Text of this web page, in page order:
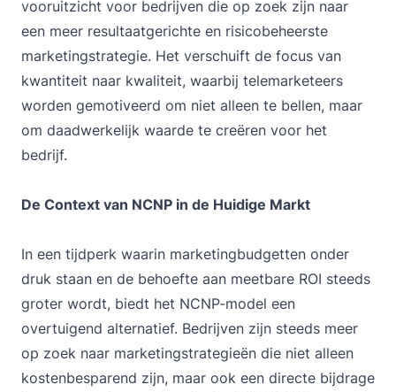
vooruitzicht voor bedrijven die op zoek zijn naar
een meer resultaatgerichte en risicobeheerste
marketingstrategie. Het verschuift de focus van
kwantiteit naar kwaliteit, waarbij telemarketeers
worden gemotiveerd om niet alleen te bellen, maar
om daadwerkelijk waarde te creëren voor het
bedrijf.
De Context van NCNP in de Huidige Markt
In een tijdperk waarin marketingbudgetten onder
druk staan en de behoefte aan meetbare ROI steeds
groter wordt, biedt het NCNP-model een
overtuigend alternatief. Bedrijven zijn steeds meer
op zoek naar marketingstrategieën die niet alleen
kostenbesparend zijn, maar ook een directe bijdrage